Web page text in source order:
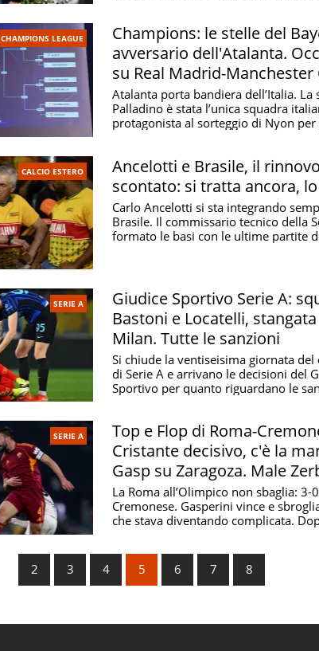
CHAMPIONS LEAGUE
Champions: le stelle del
avversario dell'Atalanta.
su Real Madrid-Manchester
Atalanta porta bandiera dell’Italia. La
Palladino è stata l’unica squadra
protagonista al sorteggio di Nyon
CALCIO ESTERO
Ancelotti e Brasile, il
scontato: si tratta ancora,
Carlo Ancelotti si sta integrando
Brasile. Il commissario tecnico della
formato le basi con le ultime partite
SERIE A
Giudice Sportivo Serie A:
Bastoni e Locatelli,
Milan. Tutte le sanzioni
Si chiude la ventiseisima giornata
di Serie A e arrivano le decisioni del
Sportivo per quanto riguardano le
SERIE A
Top e Flop di Roma-
Cristante decisivo, c'è la
Gasp su Zaragoza. Male
La Roma all’Olimpico non sbaglia: 3-
Cremonese. Gasperini vince e
che stava diventando complicata.
2 3 4 5 6 7 8